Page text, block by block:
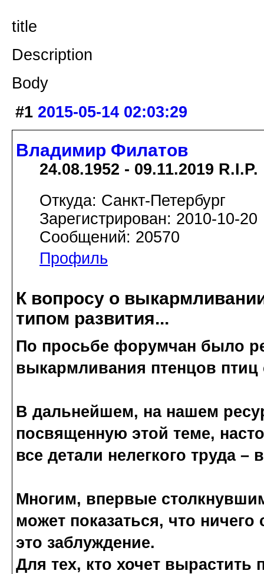
title
Description
Body
#1 2015-05-14 02:03:29
Владимир Филатов
24.08.1952 - 09.11.2019 R.I.P.
Откуда: Санкт-Петербург
Зарегистрирован: 2010-10-20
Сообщений: 20570
Профиль
К вопросу о
типом развития...
По просьбе форумчан было
выкармливания птенцов
В дальнейшем, на нашем
посвященную этой теме,
все детали нелегкого труда
Многим, впервые
может показаться, что
это заблуждение.
Для тех, кто хочет